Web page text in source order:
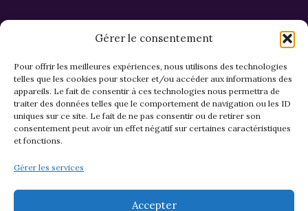
Gérer le consentement
Pour offrir les meilleures expériences, nous utilisons des technologies
telles que les cookies pour stocker et/ou accéder aux informations des
appareils. Le fait de consentir à ces technologies nous permettra de
traiter des données telles que le comportement de navigation ou les ID
uniques sur ce site. Le fait de ne pas consentir ou de retirer son
consentement peut avoir un effet négatif sur certaines caractéristiques
et fonctions.
Gérer les services
Accepter
CGV et Retours
Mentions légales & confidentialité